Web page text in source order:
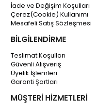
İade ve Değişim Koşulları
Çerez(Cookie) Kullanımı
Mesafeli Satış Sözleşmesi
BİLGİLENDİRME
Teslimat Koşulları
Güvenli Alışveriş
Üyelik İşlemleri
Garanti Şartları
MÜŞTERİ HİZMETLERİ